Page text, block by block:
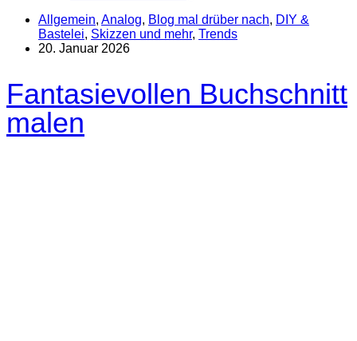
Allgemein, Analog, Blog mal drüber nach, DIY &
Bastelei, Skizzen und mehr, Trends
20. Januar 2026
Fantasievollen Buchschnitt
malen